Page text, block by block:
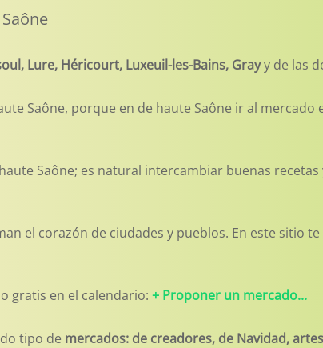
Lure, Héricourt, Luxeuil-les-Bains, Grayy de las
Saône, porque en de haute Saône ir al mercado
Saône; es natural intercambiar buenas
el corazón de ciudades y pueblos. En este sitio
gratis en el calendario: + Proponer un mercado...
tipo de mercados: de creadores, de Navidad,